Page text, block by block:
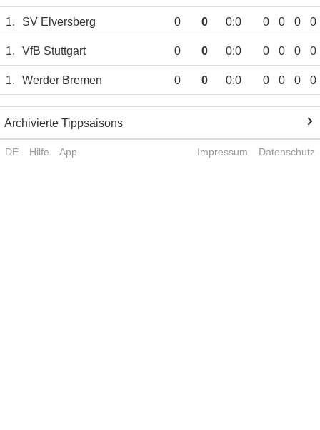
1. SV Elversberg 0 0 0:0 0 0 0 0
1. VfB Stuttgart 0 0 0:0 0 0 0 0
1. Werder Bremen 0 0 0:0 0 0 0 0
Archivierte Tippsaisons
DE Hilfe App Impressum Datenschutz